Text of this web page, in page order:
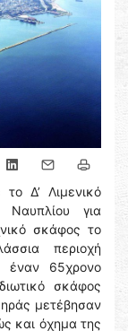
Δ’ Λιμενικό
Ναυπλίου για
σκάφος το
περιοχή
έναν 65χρονο
σκάφος
μετέβησαν
και όχημα της